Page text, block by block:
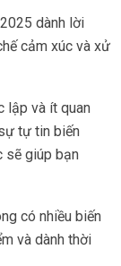
dành lời
cảm xúc và xử
lập và ít quan
tự tin biến
sẽ giúp bạn
có nhiều biến
và dành thời